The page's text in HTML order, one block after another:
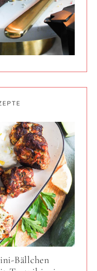
Bällchen